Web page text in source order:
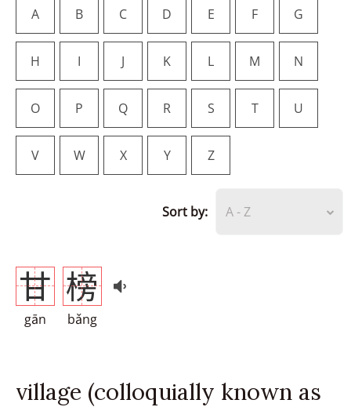
A
B C D E F G
H I J K L M N
O P Q R S T U
V W X Y Z
Sort by: A - Z
甘
gān
榜
bǎng
village (colloquially known as